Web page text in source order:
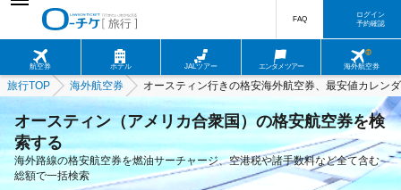
航空券 ホテル JALツアー エンタメツアー 海外航空券
FAQ
ログイン
予約確認
旅行TOP 海外航空券 オースティン行きの格安海外航空券、最安値カレン
オースティン（アメリカ合衆国）の格安航空券を検
索する
海外路線の格安航空券を燃油サーチャージ、空港税や諸手数料など全て含む
総額で一括検索